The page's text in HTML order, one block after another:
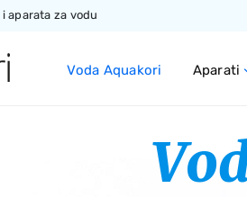
i aparata za vodu
Voda Aquakori Aparati